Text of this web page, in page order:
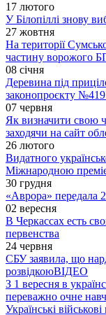
17 лютого
У Білопіллі знову
27 жовтня
На території
частину ворожого
08 січня
Деревина під
законопроєкту
07 червня
Як визначити свою
заходячи на сайт
26 лютого
Видатного
Міжнародною
30 грудня
«Аврора» передала
02 вересня
В Черкассах есть
первенства
24 червня
СБУ заявила, що
розвідкоюВІДЕО
З 1 вересня в
переважно очне
Українські